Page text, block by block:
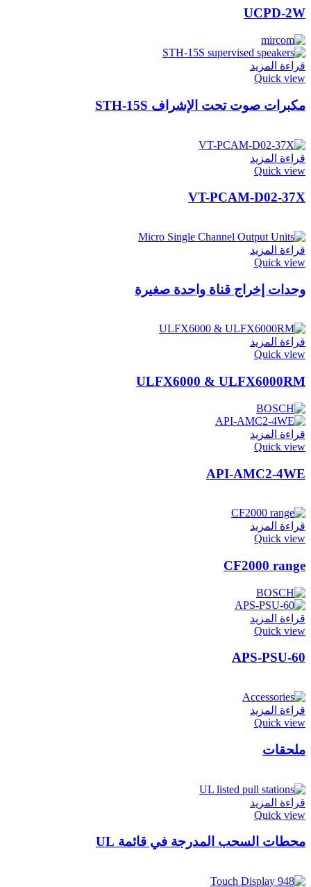
UCPD-2W
قراءة المزيد
Quick view
مكبرات صوت تحت الإشراف STH-15S
قراءة المزيد
Quick view
VT-PCAM-D02-37X
قراءة المزيد
Quick view
وحدات إخراج قناة واحدة صغيرة
قراءة المزيد
Quick view
ULFX6000 & ULFX6000RM
قراءة المزيد
Quick view
API-AMC2-4WE
قراءة المزيد
Quick view
CF2000 range
قراءة المزيد
Quick view
APS-PSU-60
قراءة المزيد
Quick view
ملحقات
قراءة المزيد
Quick view
محطات السحب المدرجة في قائمة UL